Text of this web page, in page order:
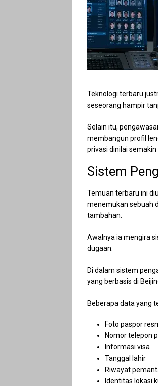
Teknologi terbaru
seseorang hampir
Selain itu,
membangun profil
privasi dinilai
Sistem
Temuan terbaru ini
menemukan sebuah
tambahan.
Awalnya ia mengira
dugaan.
Di dalam sistem
yang berbasis di
Beberapa data yang
Foto paspor
Nomor telepon
Informasi visa
Tanggal lahir
Riwayat
Identitas lokasi